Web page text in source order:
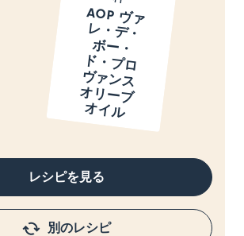
AOP ヴ
ァ
レ
・
デ
・
ボ
ー
・
ド
・
プ
ロ
ヴ
ァ
ン
ス
オ
リ
ー
ブ
オ
イ
ル
レシピを見る
別のレシピ